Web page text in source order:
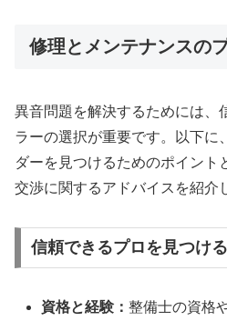
修理とメンテナンスの
異音問題を解決するためには、
ラーの選択が重要です。以下に
ダーを見つけるためのポイント
交渉に関するアドバイスを紹介
信頼できるプロを見つけ
資格と経験：整備士の資格